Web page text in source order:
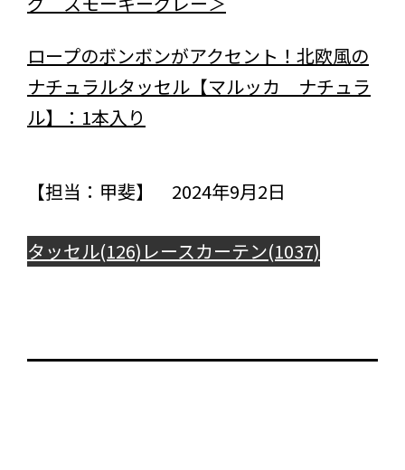
ロープのボンボンがアクセント！北欧風の
ナチュラルタッセル【マルッカ ナチュラ
ル】：1本入り
【担当：甲斐】 2024年9月2日
タッセル(126) レースカーテン(1037)